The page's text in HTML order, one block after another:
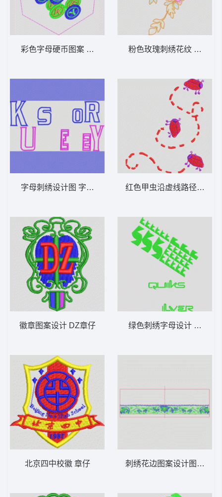
彩色字母硬币图案 筹码
字母刺绣设计图 字母贴布
徽章图案设计 DZ章仔
北京四中校徽 章仔
粉色玫瑰刺绣花纹 经典传
红色甲虫沿虚线路径移动
绿色刺绣字母设计 它它米
刺绣花边图案设计图 单针